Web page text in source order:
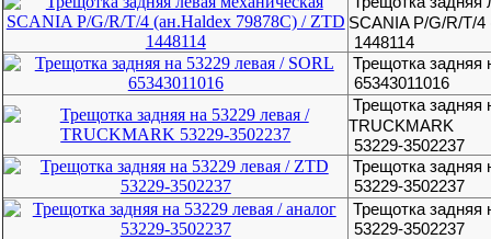
SCANIA P/G/R/T/
1448114
Трещотка задняя
65343011016
Трещотка задняя
TRUCKMARK
53229-3502237
Трещотка задняя
53229-3502237
Трещотка задняя
53229-3502237